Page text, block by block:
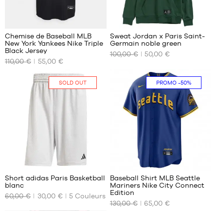
NOS
DISPONIBLES
Chemise de Baseball MLB
New York Yankees Nike Triple
Black Jersey
110,00 €
55,00 €
NOS
TAILLES
Sweat Jordan x Paris Saint-
Germain noble green
100,00 €
50,00 €
SOLD OUT
NOS
TAILLES
3
Short adidas Paris Basketball
blanc
60,00 €
30,00 € 5 Couleurs
PROMO -50%
NOS
DISPONIBLES
Baseball Shirt MLB Seattle
Mariners Nike City Connect
Edition
130,00 €
65,00 €